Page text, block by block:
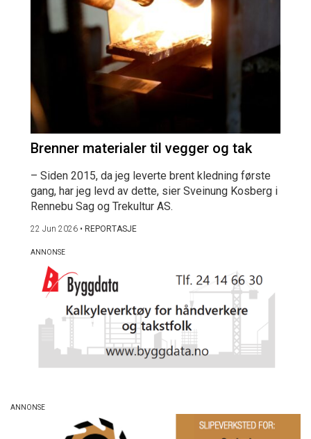
Brenner materialer til vegger og tak
– Siden 2015, da jeg leverte brent kledning første
gang, har jeg levd av dette, sier Sveinung Kosberg i
Rennebu Sag og Trekultur AS.
22 Jun 2026 • REPORTASJE